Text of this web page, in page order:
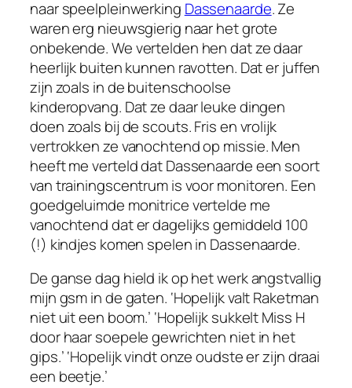
naar speelpleinwerking Dassenaarde. Ze
waren erg nieuwsgierig naar het grote
onbekende. We vertelden hen dat ze daar
heerlijk buiten kunnen ravotten. Dat er juffen
zijn zoals in de buitenschoolse
kinderopvang. Dat ze daar leuke dingen
doen zoals bij de scouts. Fris en vrolijk
vertrokken ze vanochtend op missie. Men
heeft me verteld dat Dassenaarde een soort
van trainingscentrum is voor monitoren. Een
goedgeluimde monitrice vertelde me
vanochtend dat er dagelijks gemiddeld 100
(!) kindjes komen spelen in Dassenaarde.
De ganse dag hield ik op het werk angstvallig
mijn gsm in de gaten. ‘Hopelijk valt Raketman
niet uit een boom.’ ‘Hopelijk sukkelt Miss H
door haar soepele gewrichten niet in het
gips.’ ‘Hopelijk vindt onze oudste er zijn draai
een beetje.’